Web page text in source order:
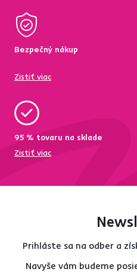
Bezpečný nákup
Zistiť viac
95 % tovaru na sklade
Zistiť viac
Prihláste sa na odber a
Navyše vám budeme